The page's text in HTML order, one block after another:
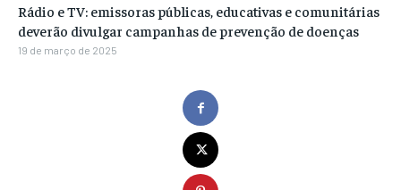
Rádio e TV: emissoras públicas, educativas e comunitárias
deverão divulgar campanhas de prevenção de doenças
19 de março de 2025